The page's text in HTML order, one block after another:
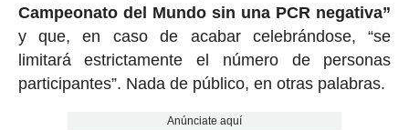
Campeonato del Mundo sin una PCR negativa”
y que, en caso de acabar celebrándose, “se
limitará estrictamente el número de personas
participantes”. Nada de público, en otras palabras.
Anúnciate aquí